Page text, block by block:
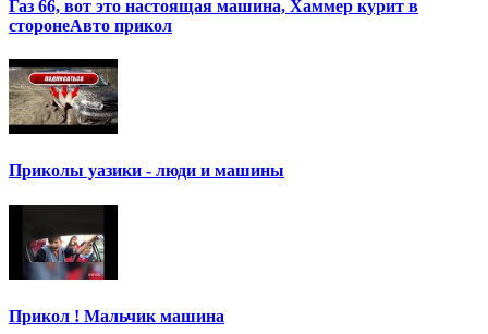
Газ 66, вот это настоящая машина, Хаммер курит в
сторонеАвто прикол
Приколы уазики - люди и машины
Прикол ! Мальчик машина